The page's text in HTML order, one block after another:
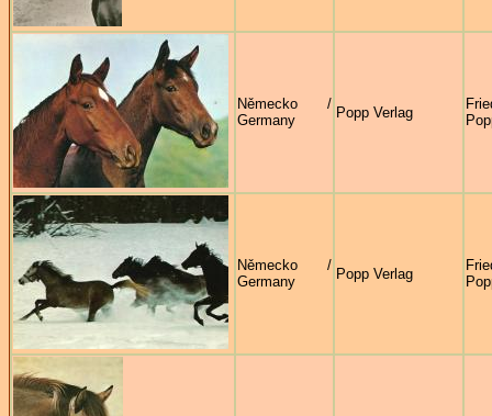
Německo /
Germany
Popp Verlag
Německo /
Germany
Popp Verlag